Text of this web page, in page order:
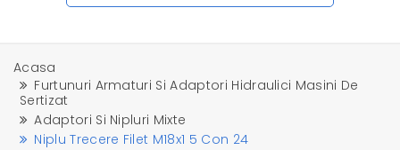
Acasa
Furtunuri Armaturi Si Adaptori Hidraulici Masini De
Sertizat
Adaptori Si Nipluri Mixte
Niplu Trecere Filet M18x1 5 Con 24